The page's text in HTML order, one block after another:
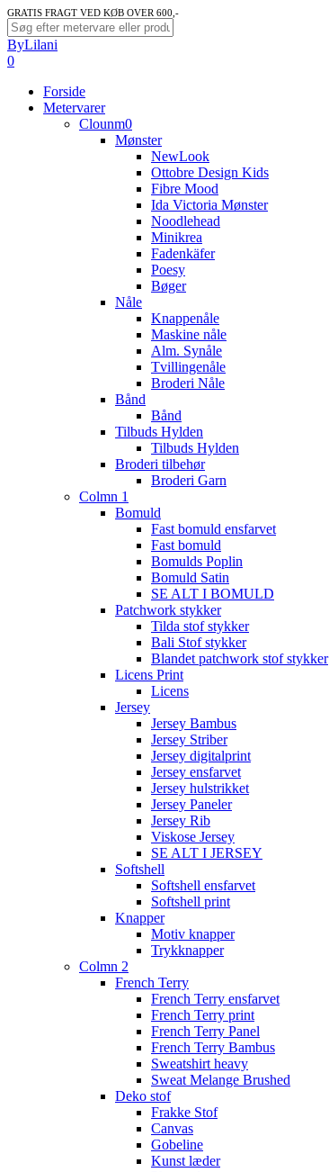
Skip
to
main
content
GRATIS FRAGT VED KØB OVER 600,-
Close
Search
ByLilani
search
account
0
Forside
Metervarer
Clounm0
Mønster
NewLook
Ottobre Design Kids
Fibre Mood
Ida Victoria Mønster
Noodlehead
Minikrea
Fadenkäfer
Poesy
Bøger
Nåle
Knappenåle
Maskine nåle
Alm. Synåle
Tvillingenåle
Broderi Nåle
Bånd
Bånd
Tilbuds Hylden
Tilbuds Hylden
Broderi tilbehør
Broderi Garn
Colmn 1
Bomuld
Fast bomuld ensfarvet
Fast bomuld
Bomulds Poplin
Bomuld Satin
SE ALT I BOMULD
Patchwork stykker
Tilda stof stykker
Bali Stof stykker
Blandet patchwork stof stykker
Licens Print
Licens
Jersey
Jersey Bambus
Jersey Striber
Jersey digitalprint
Jersey ensfarvet
Jersey hulstrikket
Jersey Paneler
Jersey Rib
Viskose Jersey
SE ALT I JERSEY
Softshell
Softshell ensfarvet
Softshell print
Knapper
Motiv knapper
Trykknapper
Colmn 2
French Terry
French Terry ensfarvet
French Terry print
French Terry Panel
French Terry Bambus
Sweatshirt heavy
Sweat Melange Brushed
Deko stof
Frakke Stof
Canvas
Gobeline
Kunst læder